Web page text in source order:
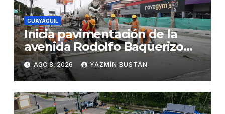
GUAYAQUIL
Inicia pavimentación de la
avenida Rodolfo Baquerizo
Nazur como parte de la
Renovación Urbana
AGO 8, 2026 YAZMÍN BUSTÁN